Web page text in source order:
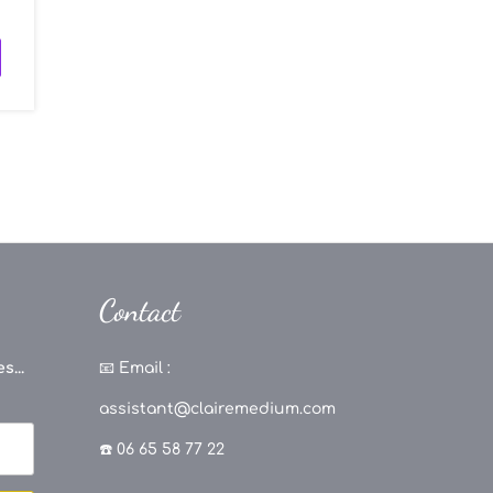
Contact
📧 Email :
assistant@clairemedium.com
☎️ 06 65 58 77 22